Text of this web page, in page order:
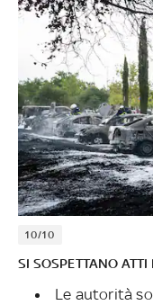
10/10
SI SOSPETTANO
Le autorità